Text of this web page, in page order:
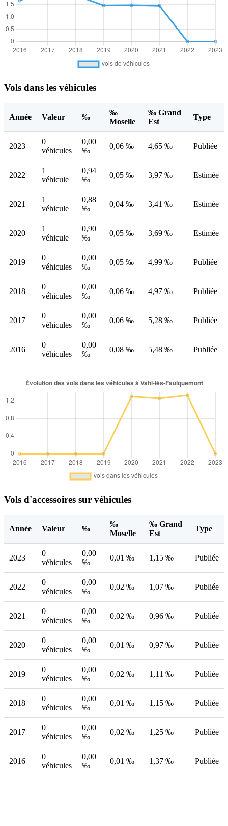
Vols dans les véhicules
Année Valeur ‰
‰
Moselle
‰ Grand
Est
Type
2023
0
véhicules
0,00
‰
0,06 ‰ 4,65 ‰ Publiée
2022
1
véhicule
0,94
‰
0,05 ‰ 3,97 ‰ Estimée
2021
1
véhicule
0,88
‰
0,04 ‰ 3,41 ‰ Estimée
2020
1
véhicule
0,90
‰
0,05 ‰ 3,69 ‰ Estimée
2019
0
véhicules
0,00
‰
0,05 ‰ 4,99 ‰ Publiée
2018
0
véhicules
0,00
‰
0,06 ‰ 4,97 ‰ Publiée
2017
0
véhicules
0,00
‰
0,06 ‰ 5,28 ‰ Publiée
2016
0
véhicules
0,00
‰
0,08 ‰ 5,48 ‰ Publiée
Vols d'accessoires sur véhicules
Année Valeur ‰
‰
Moselle
‰ Grand
Est
Type
2023
0
véhicules
0,00
‰
0,01 ‰ 1,15 ‰ Publiée
2022
0
véhicules
0,00
‰
0,02 ‰ 1,07 ‰ Publiée
2021
0
véhicules
0,00
‰
0,02 ‰ 0,96 ‰ Publiée
2020
0
véhicules
0,00
‰
0,01 ‰ 0,97 ‰ Publiée
2019
0
véhicules
0,00
‰
0,02 ‰ 1,11 ‰ Publiée
2018
0
véhicules
0,00
‰
0,01 ‰ 1,15 ‰ Publiée
2017
0
véhicules
0,00
‰
0,02 ‰ 1,25 ‰ Publiée
2016
0
véhicules
0,00
‰
0,01 ‰ 1,37 ‰ Publiée